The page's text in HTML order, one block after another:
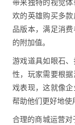
带来独特的视觉
欢的英雄购买多
品版本，满足消
的附加值。
游戏道具如眼石
性，玩家需要根
戏表现，这就像企
帮助他们更好地使
合理的商城运营